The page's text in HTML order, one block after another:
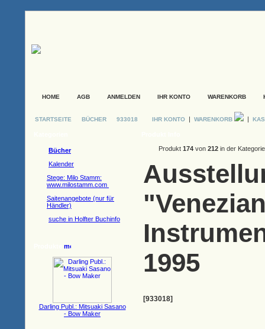
HOME AGB ANMELDEN IHR KONTO WARENKORB
STARTSEITE BÜCHER 933018 IHR KONTO | WARENKORB |
Bücher
Kalender
Stege: Milo Stamm:
www.milostamm.com
Saitenangebote (nur für
Händler)
suche in Holfter Buchinfo
Darling Publ.: Mitsuaki Sasano
- Bow Maker
Produkt 174 von 212 in der
1995
[933018]